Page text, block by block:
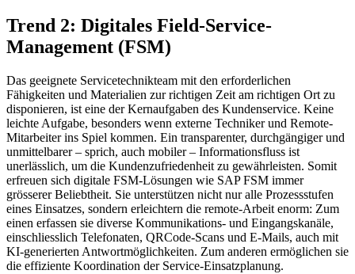
Trend 2: Digitales Field-Service-
Management (FSM)
Das geeignete Servicetechnikteam mit den erforderlichen
Fähigkeiten und Materialien zur richtigen Zeit am richtigen Ort zu
disponieren, ist eine der Kernaufgaben des Kundenservice. Keine
leichte Aufgabe, besonders wenn externe Techniker und Remote-
Mitarbeiter ins Spiel kommen. Ein transparenter, durchgängiger und
unmittelbarer – sprich, auch mobiler – Informationsfluss ist
unerlässlich, um die Kundenzufriedenheit zu gewährleisten. Somit
erfreuen sich digitale FSM-Lösungen wie SAP FSM immer
grösserer Beliebtheit. Sie unterstützen nicht nur alle Prozessstufen
eines Einsatzes, sondern erleichtern die remote-Arbeit enorm: Zum
einen erfassen sie diverse Kommunikations- und Eingangskanäle,
einschliesslich Telefonaten, QRCode-Scans und E-Mails, auch mit
KI-generierten Antwortmöglichkeiten. Zum anderen ermöglichen sie
die effiziente Koordination der Service-Einsatzplanung.